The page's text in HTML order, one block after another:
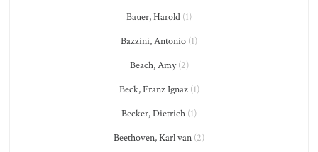
Bauer, Harold (1)
Bazzini, Antonio (1)
Beach, Amy(2)
Beck, Franz Ignaz(1)
Becker, Dietrich (1)
Beethoven, Karl van (2)